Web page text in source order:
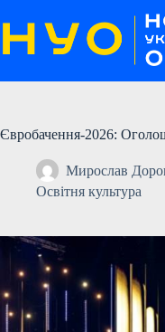
до
вмісту
Євробачення-2026:
Мирослав
Освітня культура